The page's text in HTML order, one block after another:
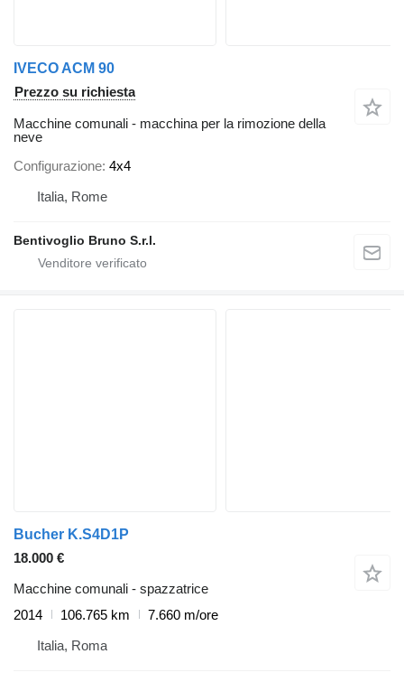
IVECO ACM 90
Prezzo su richiesta
Macchine comunali - macchina per la rimozione della
neve
Configurazione 4x4
Italia, Rome
Bentivoglio Bruno S.r.l.
Bucher K.S4D1P
18.000 €
Macchine comunali - spazzatrice
2014
106.765 km
7.660 m/ore
Italia, Roma